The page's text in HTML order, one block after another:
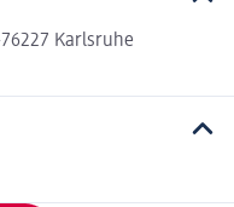
Karlsruhe